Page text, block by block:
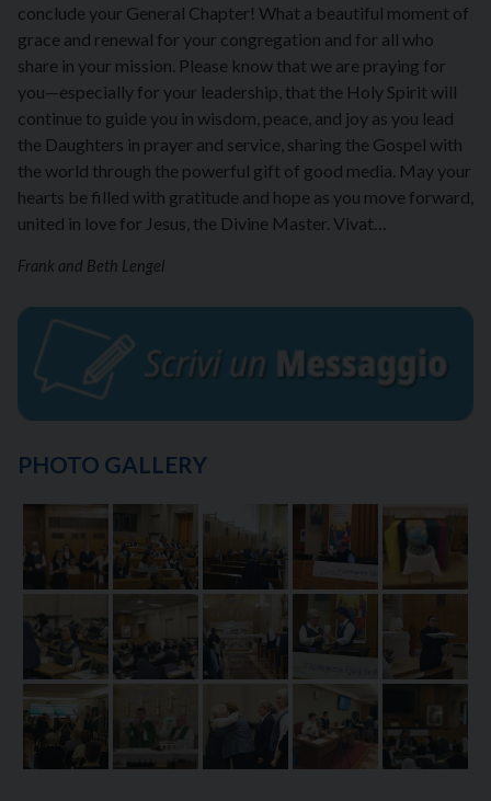
conclude your General Chapter! What a beautiful moment of
grace and renewal for your congregation and for all who
share in your mission. Please know that we are praying for
you—especially for your leadership, that the Holy Spirit will
continue to guide you in wisdom, peace, and joy as you lead
the Daughters in prayer and service, sharing the Gospel with
the world through the powerful gift of good media. May your
hearts be filled with gratitude and hope as you move forward,
united in love for Jesus, the Divine Master. Vivat…
Frank and Beth Lengel
PHOTO GALLERY